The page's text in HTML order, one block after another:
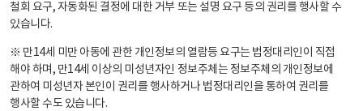
철회 요구, 자동화된 결정에 대한 거부 또는 설명 요구 등의 권리를 행사할 수
있습니다.
※ 만14세 미만 아동에 관한 개인정보의 열람등 요구는 법정대리인이 직접
해야 하며, 만14세 이상의 미성년자인 정보주체는 정보주체의 개인정보에
관하여 미성년자 본인이 권리를 행사하거나 법정대리인을 통하여 권리를
행사할 수도 있습니다.